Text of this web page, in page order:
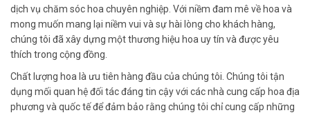
dịch vụ chăm sóc hoa chuyên nghiệp. Với niềm đam mê về hoa và
mong muốn mang lại niềm vui và sự hài lòng cho khách hàng,
chúng tôi đã xây dựng một thương hiệu hoa uy tín và được yêu
thích trong cộng đồng.
Chất lượng hoa là ưu tiên hàng đầu của chúng tôi. Chúng tôi tận
dụng mối quan hệ đối tác đáng tin cậy với các nhà cung cấp hoa địa
phương và quốc tế để đảm bảo rằng chúng tôi chỉ cung cấp những